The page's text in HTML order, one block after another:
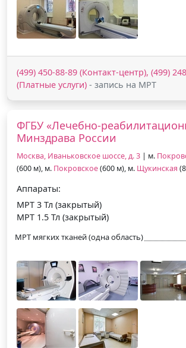
(499) 450-88-89 (Контакт-центр), (499)
(Платные услуги) - запись на МРТ
ФГБУ «Лечебно-
Минздрава России
Москва, Иваньковское шоссе, д. 3 | м.
(600 м), м. Покровское(600 м), м. Щукинская
Аппараты:
МРТ 3 Тл (закрытый)
МРТ 1.5 Тл (закрытый)
МРТ мягких тканей (одна область)